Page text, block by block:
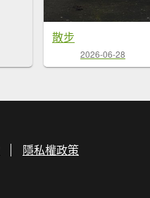
散步
2026-06-28
隱私權政策